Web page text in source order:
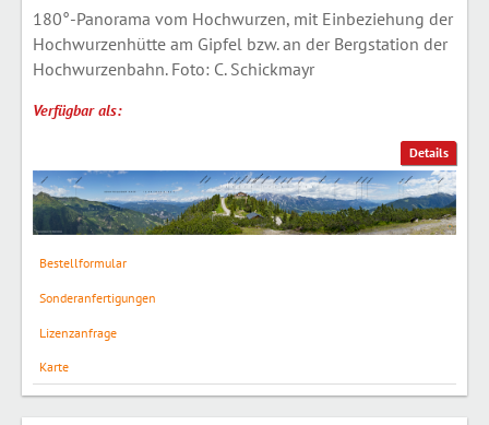
Details
180°-Panorama vom Hochwurzen, mit Einbeziehung der
Hochwurzenhütte am Gipfel bzw. an der Bergstation der
Hochwurzenbahn. Foto: C. Schickmayr
Verfügbar als:
Bestellformular
Sonderanfertigungen
Lizenzanfrage
Karte